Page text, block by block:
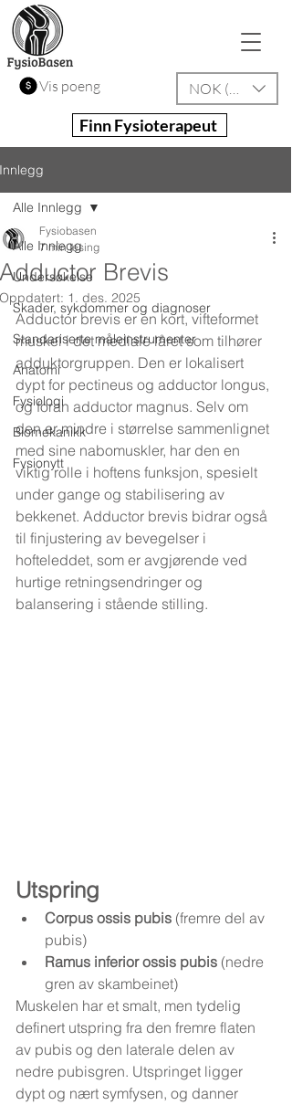
Vis poeng NOK (kr)
Finn Fysioterapeut
Innlegg
Alle Innlegg
Undersøkelse
Skader, sykdommer og diagnoser
Standariserte måleinstrumenter
Anatomi
Fysiologi
Biomekanikk
Fysionytt
Alle Innlegg
Adductor Brevis
Fysiobasen
7 min lesing
Oppdatert: 1. des. 2025
Adductor brevis er en kort, vifteformet
muskel i det mediale låret som tilhører
adduktorgruppen. Den er lokalisert
dypt for pectineus og adductor longus,
og foran adductor magnus. Selv om
den er mindre i størrelse sammenlignet
med sine nabomuskler, har den en
viktig rolle i hoftens funksjon, spesielt
under gange og stabilisering av
bekkenet. Adductor brevis bidrar også
til finjustering av bevegelser i
hofteleddet, som er avgjørende ved
hurtige retningsendringer og
balansering i stående stilling.
Utspring
Corpus ossis pubis (fremre del av
pubis)
Ramus inferior ossis pubis (nedre
gren av skambeinet)
Muskelen har et smalt, men tydelig
definert utspring fra den fremre flaten
av pubis og den laterale delen av
nedre pubisgren. Utspringet ligger
dypt og nært symfysen, og danner